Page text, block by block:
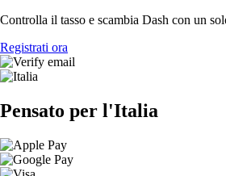
Controlla il tasso e scambia Dash con un
Registrati ora
Pensato per l'Italia